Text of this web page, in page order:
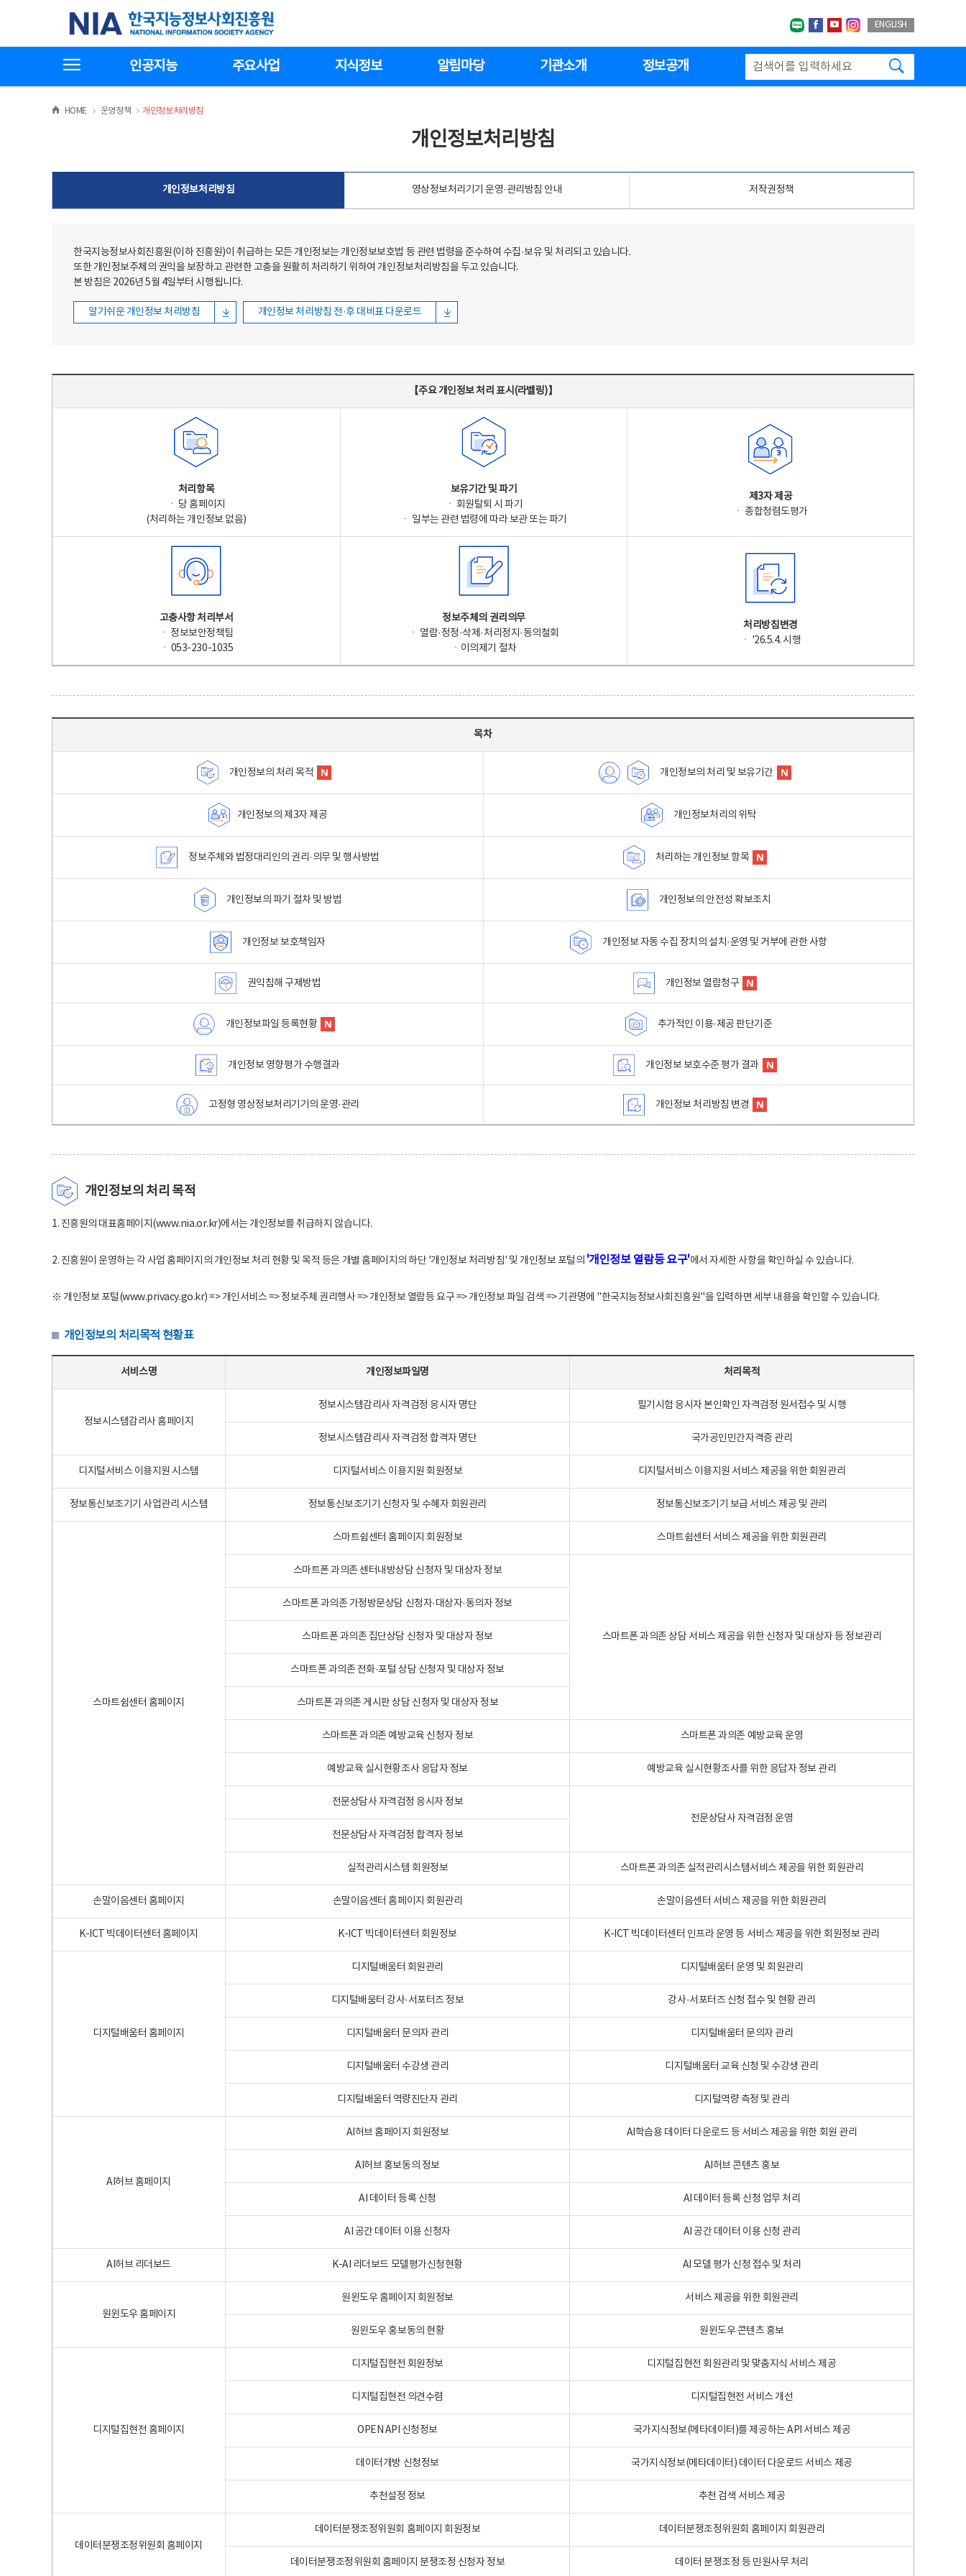
한국지능정보사회진흥원
네이버블로그
페이스북
유투브인스타그랩
ENGLISH
인공지능 주요사업 지식정보 알림마당 기관소개 정보공개
HOME >운영정책 >
개인정보처리방침
개인정보처리방침
개인정보처리방침 영상정보처리기기 운영·관리방침 안내 저작권정책
한국지능정보사회진흥원(이하 진흥원)이 취급하는 모든 개인정보는 개인정보보호법 등 관련 법령을 준수하여 수집·보유 및 처리되고 있습니다.
또한 개인정보주체의 권익을 보장하고 관련한 고충을 원활히 처리하기 위하여 개인정보처리방침을 두고 있습니다.
본 방침은 2026년 5월 4일부터 시행됩니다.
알기쉬운 개인정보 처리방침 개인정보 처리방침 전·후 대비표 다운로드
【주요 개인정보 처리 표시(라벨링)】
처리항목
ㆍ 당 홈페이지
(처리하는 개인정보 없음)
보유기간 및 파기
ㆍ 회원탈퇴 시 파기
ㆍ 일부는 관련 법령에 따라 보관 또는 파기
제3자 제공
ㆍ 종합청렴도평가
고충사항 처리부서
ㆍ 정보보안정책팀
ㆍ 053-230-1035
정보주체의 권리의무
ㆍ 열람·정정·삭제·처리정지·동의철회
ㆍ이의제기 절차
처리방침변경
ㆍ '26.5.4. 시행
목차
개인정보의 처리 목적 개인정보의 처리 및 보유기간
개인정보의 제3자 제공 개인정보처리의 위탁
정보주체와 법정대리인의 권리·의무 및 행사방법 처리하는 개인정보 항목
개인정보의 파기 절차 및 방법 개인정보의 안전성 확보조치
개인정보 보호책임자 개인정보 자동 수집 장치의 설치·운영 및 거부에 관한 사항
권익침해 구제방법 개인정보 열람청구
개인정보파일 등록현황 추가적인 이용·제공 판단기준
개인정보 영향평가 수행결과 개인정보 보호수준 평가 결과
고정형 영상정보처리기기의 운영·관리 개인정보 처리방침 변경
개인정보의 처리 목적
1. 진흥원의 대표홈페이지(www.nia.or.kr)에서는 개인정보를 취급하지 않습니다.
2. 진흥원이 운영하는 각 사업 홈페이지의 개인정보 처리 현황 및 목적 등은 개별 홈페이지의 하단 '개인정보 처리방침' 및 개인정보 포털의 '개인정보 열람등 요구'에서 자세한 사항을 확인하실 수 있습니다.
※ 개인정보 포털(www.privacy.go.kr) => 개인서비스 => 정보주체 권리행사 => 개인정보 열람등 요구 => 개인정보 파일 검색 => 기관명에 "한국지능정보사회진흥원"을 입력하면 세부 내용을 확인할 수 있습니다.
개인정보의 처리목적 현황표
서비스명 개인정보파일명 처리목적
정보시스템감리사 홈페이지
정보시스템감리사 자격검정 응시자 명단 필기시험 응시자 본인확인 자격검정 원서접수 및 시행
정보시스템감리사 자격검정 합격자 명단 국가공인민간자격증 관리
디지털서비스 이용지원 시스템 디지털서비스 이용지원 회원정보 디지털서비스 이용지원 서비스 제공을 위한 회원관리
정보통신보조기기 사업관리 시스템 정보통신보조기기 신청자 및 수혜자 회원관리 정보통신보조기기 보급 서비스 제공 및 관리
스마트쉼센터 홈페이지
스마트쉼센터 홈페이지 회원정보 스마트쉼센터 서비스 제공을 위한 회원관리
스마트폰 과의존 센터내방상담 신청자 및 대상자 정보
스마트폰 과의존 상담 서비스 제공을 위한 신청자 및 대상자 등 정보관리
스마트폰 과의존 가정방문상담 신청자·대상자·동의자 정보
스마트폰 과의존 집단상담 신청자 및 대상자 정보
스마트폰 과의존 전화·포털 상담 신청자 및 대상자 정보
스마트폰 과의존 게시판 상담 신청자 및 대상자 정보
스마트폰 과의존 예방교육 신청자 정보 스마트폰 과의존 예방교육 운영
예방교육 실시현황조사 응답자 정보 예방교육 실시현황조사를 위한 응답자 정보 관리
전문상담사 자격검정 응시자 정보
전문상담사 자격검정 운영
전문상담사 자격검정 합격자 정보
실적관리시스템 회원정보 스마트폰 과의존 실적관리시스템서비스 제공을 위한 회원관리
손말이음센터 홈페이지 손말이음센터 홈페이지 회원관리 손말이음센터 서비스 제공을 위한 회원관리
K-ICT 빅데이터센터 홈페이지 K-ICT 빅데이터센터 회원정보 K-ICT 빅데이터센터 인프라 운영 등 서비스 제공을 위한 회원정보 관리
디지털배움터 홈페이지
디지털배움터 회원관리 디지털배움터 운영 및 회원관리
디지털배움터 강사·서포터즈 정보 강사·서포터즈 신청 접수 및 현황 관리
디지털배움터 문의자 관리 디지털배움터 문의자 관리
디지털배움터 수강생 관리 디지털배움터 교육 신청 및 수강생 관리
디지털배움터 역량진단자 관리 디지털역량 측정 및 관리
AI허브 홈페이지
AI허브 홈페이지 회원정보 AI학습용 데이터 다운로드 등 서비스 제공을 위한 회원 관리
AI허브 홍보동의 정보 AI허브 콘텐츠 홍보
AI 데이터 등록 신청 AI 데이터 등록 신청 업무 처리
AI 공간 데이터 이용 신청자 AI 공간 데이터 이용 신청 관리
AI허브 리더보드 K-AI 리더보드 모델평가신청현황 AI 모델 평가 신청 접수 및 처리
원윈도우 홈페이지
원윈도우 홈페이지 회원정보 서비스 제공을 위한 회원관리
원윈도우 홍보동의 현황 원윈도우 콘텐츠 홍보
디지털집현전 홈페이지
디지털집현전 회원정보 디지털집현전 회원관리 및 맞춤지식 서비스 제공
디지털집현전 의견수렴 디지털집현전 서비스 개선
OPEN API 신청정보 국가지식정보(메타데이터)를 제공하는 API 서비스 제공
데이터개방 신청정보 국가지식정보(메타데이터) 데이터 다운로드 서비스 제공
추천설정 정보 추천 검색 서비스 제공
데이터분쟁조정위원회 홈페이지
데이터분쟁조정위원회 홈페이지 회원정보 데이터분쟁조정위원회 홈페이지 회원관리
데이터분쟁조정위원회 홈페이지 분쟁조정 신청자 정보 데이터 분쟁조정 등 민원사무 처리